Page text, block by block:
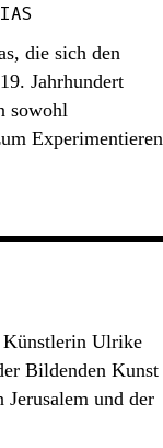
die sich den
Jahrhundert
sowohl
Experimentieren
Künstlerin Ulrike
Bildenden Kunst
und der